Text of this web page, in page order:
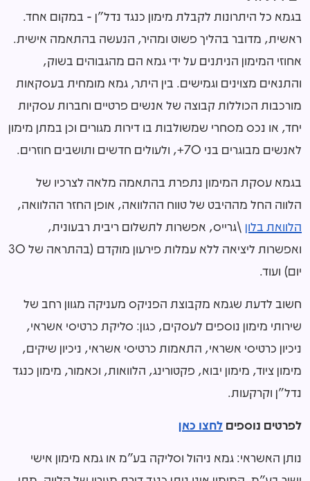
בגמא כל היתרונות לקבלת מימון כנגד נדל"ן - במקום אחד.
ראשית, מדובר בהליך פשוט ומהיר, הנעשה בהתאמה אישית.
אחוזי המימון הניתנים על ידי גמא הם מהגבוהים בשוק,
והתנאים מצוינים וגמישים. בין היתר, גמא מומחית בעסקאות
מורכבות הכוללות קבוצה של אנשים פרטיים וחברות עסקיות
יחד, או נכס מסחרי שמשולבות בו דירות מגורים וכן במתן מימון
לאנשים מבוגרים בני 70+, ולעולים חדשים ותושבים חוזרים.
בגמא עסקת המימון נתפרת בהתאמה מלאה לצרכיו של
הלווה החל מההיבט של טווח ההלוואה, אופן החזר ההלוואה,
הלוואת בלון \גרייס, אפשרות לתשלום ריבית רבעונית,
ואפשרות ליציאה ללא עמלות פירעון מוקדם (בהתראה של 30
יום) ועוד.
חשוב לדעת שגמא מקבוצת הפניקס מעניקה מגוון רחב של
שירותי מימון נוספים לעסקים, כגון: סליקת כרטיסי אשראי,
ניכיון כרטיסי אשראי, התאמות כרטיסי אשראי, ניכיון שיקים,
מימון ציוד, מימון יבוא, פקטורינג, הלוואות, וכאמור, מימון כנגד
נדל"ן וקרקעות.
לפרטים נוספים לחצו כאן
נותן האשראי: גמא ניהול וסליקה בע"מ או גמא מימון אישי